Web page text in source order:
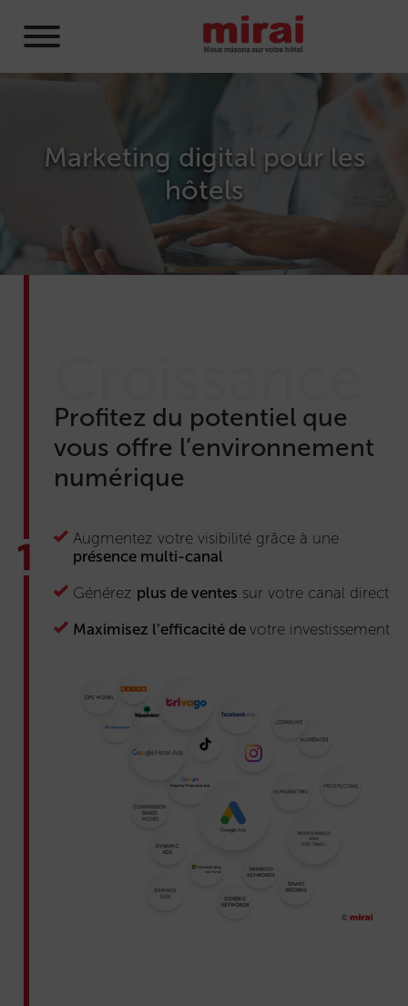
Marketing digital pour les
hôtels
Profitez du potentiel que
vous offre l’environnement
numérique
Augmentez votre visibilité grâce à une
présence multi-canal
Générez plus de ventes sur votre canal direct
Maximisez l’efficacité de votre investissement